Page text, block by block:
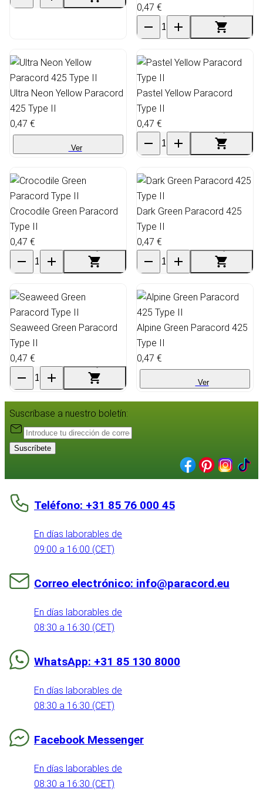
0,47 €
Ultra Neon Yellow Paracord
425 Type II
0,47 €
Ver
Pastel Yellow Paracord
Type II
0,47 €
Crocodile Green Paracord
Type II
0,47 €
Dark Green Paracord 425
Type II
0,47 €
Seaweed Green Paracord
Type II
0,47 €
Alpine Green Paracord 425
Type II
0,47 €
Ver
Suscríbase a nuestro boletín:
Suscríbete
Teléfono: +31 85 76 000 45
En días laborables de
09:00 a 16:00 (CET)
Correo electrónico: info@paracord.eu
En días laborables de
08:30 a 16:30 (CET)
WhatsApp: +31 85 130 8000
En días laborables de
08:30 a 16:30 (CET)
Facebook Messenger
En días laborables de
08:30 a 16:30 (CET)